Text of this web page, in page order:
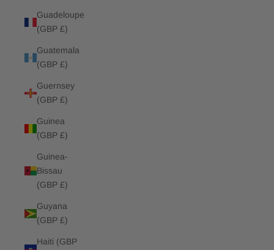
Guadeloupe
(GBP £)
Guatemala
(GBP £)
Guernsey
(GBP £)
Guinea
(GBP £)
Guinea-
Bissau
(GBP £)
Guyana
(GBP £)
Haiti (GBP